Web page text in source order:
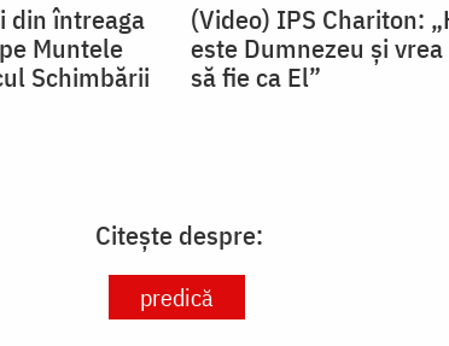
din întreaga
Muntele
Schimbării
(Video) IPS Chariton:
este Dumnezeu și
să fie ca El”
Citește despre:
predică